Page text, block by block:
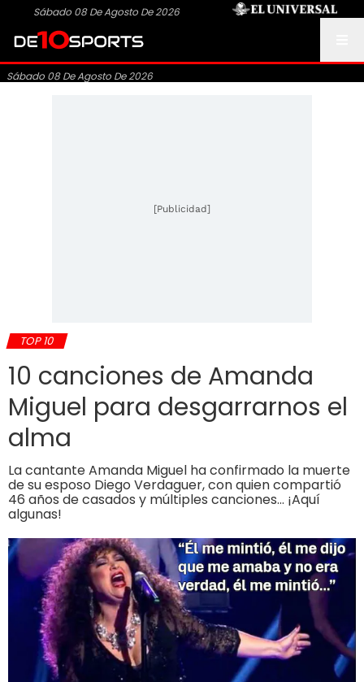
Sábado 08 De Agosto De 2026
Sábado 08 De Agosto De 2026
[Publicidad]
TOP 10
10 canciones de Amanda
Miguel para desgarrarnos el
alma
La cantante Amanda Miguel ha confirmado la muerte
de su esposo Diego Verdaguer, con quien compartió
46 años de casados y múltiples canciones… ¡Aquí
algunas!